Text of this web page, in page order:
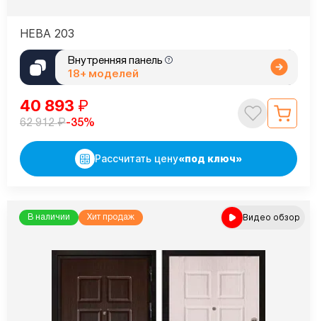
НЕВА 203
Внутренняя панель
18+ моделей
40 893 ₽
62 912₽-35%
Рассчитать цену«под ключ»
В наличии Хит продаж Видео обзор